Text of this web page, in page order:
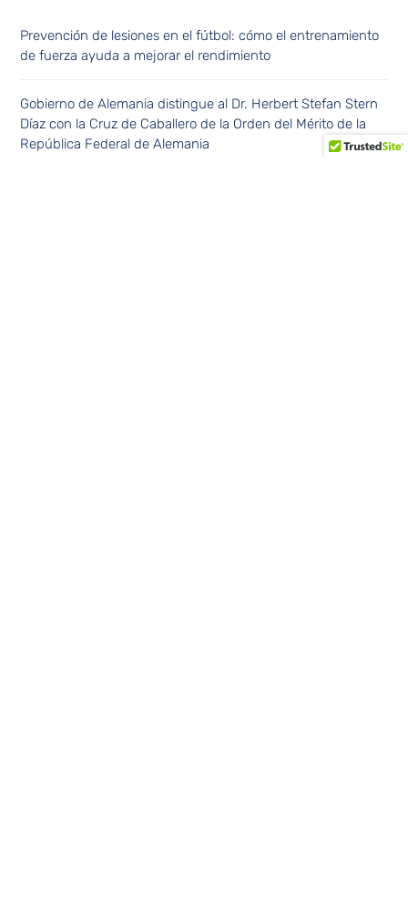
Prevención de lesiones en el fútbol: cómo el entrenamiento
de fuerza ayuda a mejorar el rendimiento
Gobierno de Alemania distingue al Dr. Herbert Stefan Stern
Díaz con la Cruz de Caballero de la Orden del Mérito de la
República Federal de Alemania